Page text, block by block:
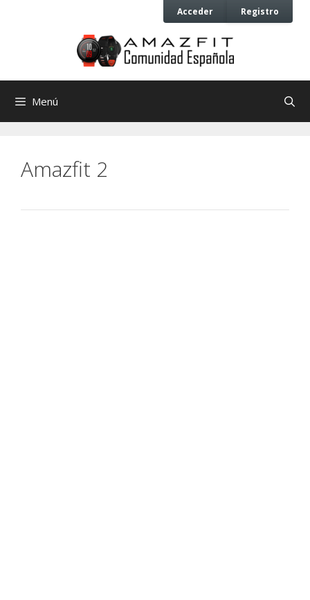
Acceder Registro
Menú
Amazfit 2